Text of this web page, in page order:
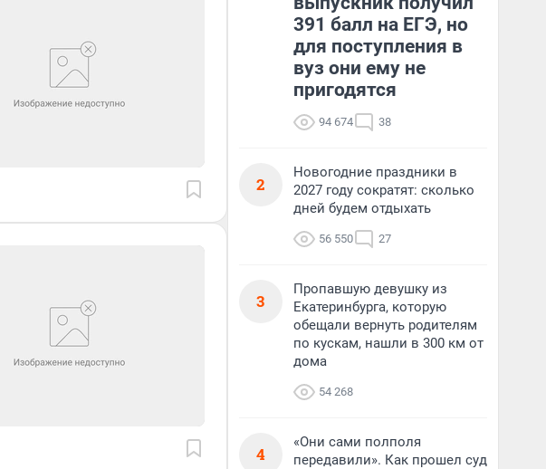
391 балл на ЕГЭ, но
для поступления в
вуз они ему не
пригодятся
94 674 38
2
Новогодние праздники в
2027 году сократят: сколько
дней будем отдыхать
56 550 27
3
Пропавшую девушку из
Екатеринбурга, которую
обещали вернуть родителям
по кускам, нашли в 300 км от
дома
54 268
4
«Они сами полполя
передавили». Как прошел суд